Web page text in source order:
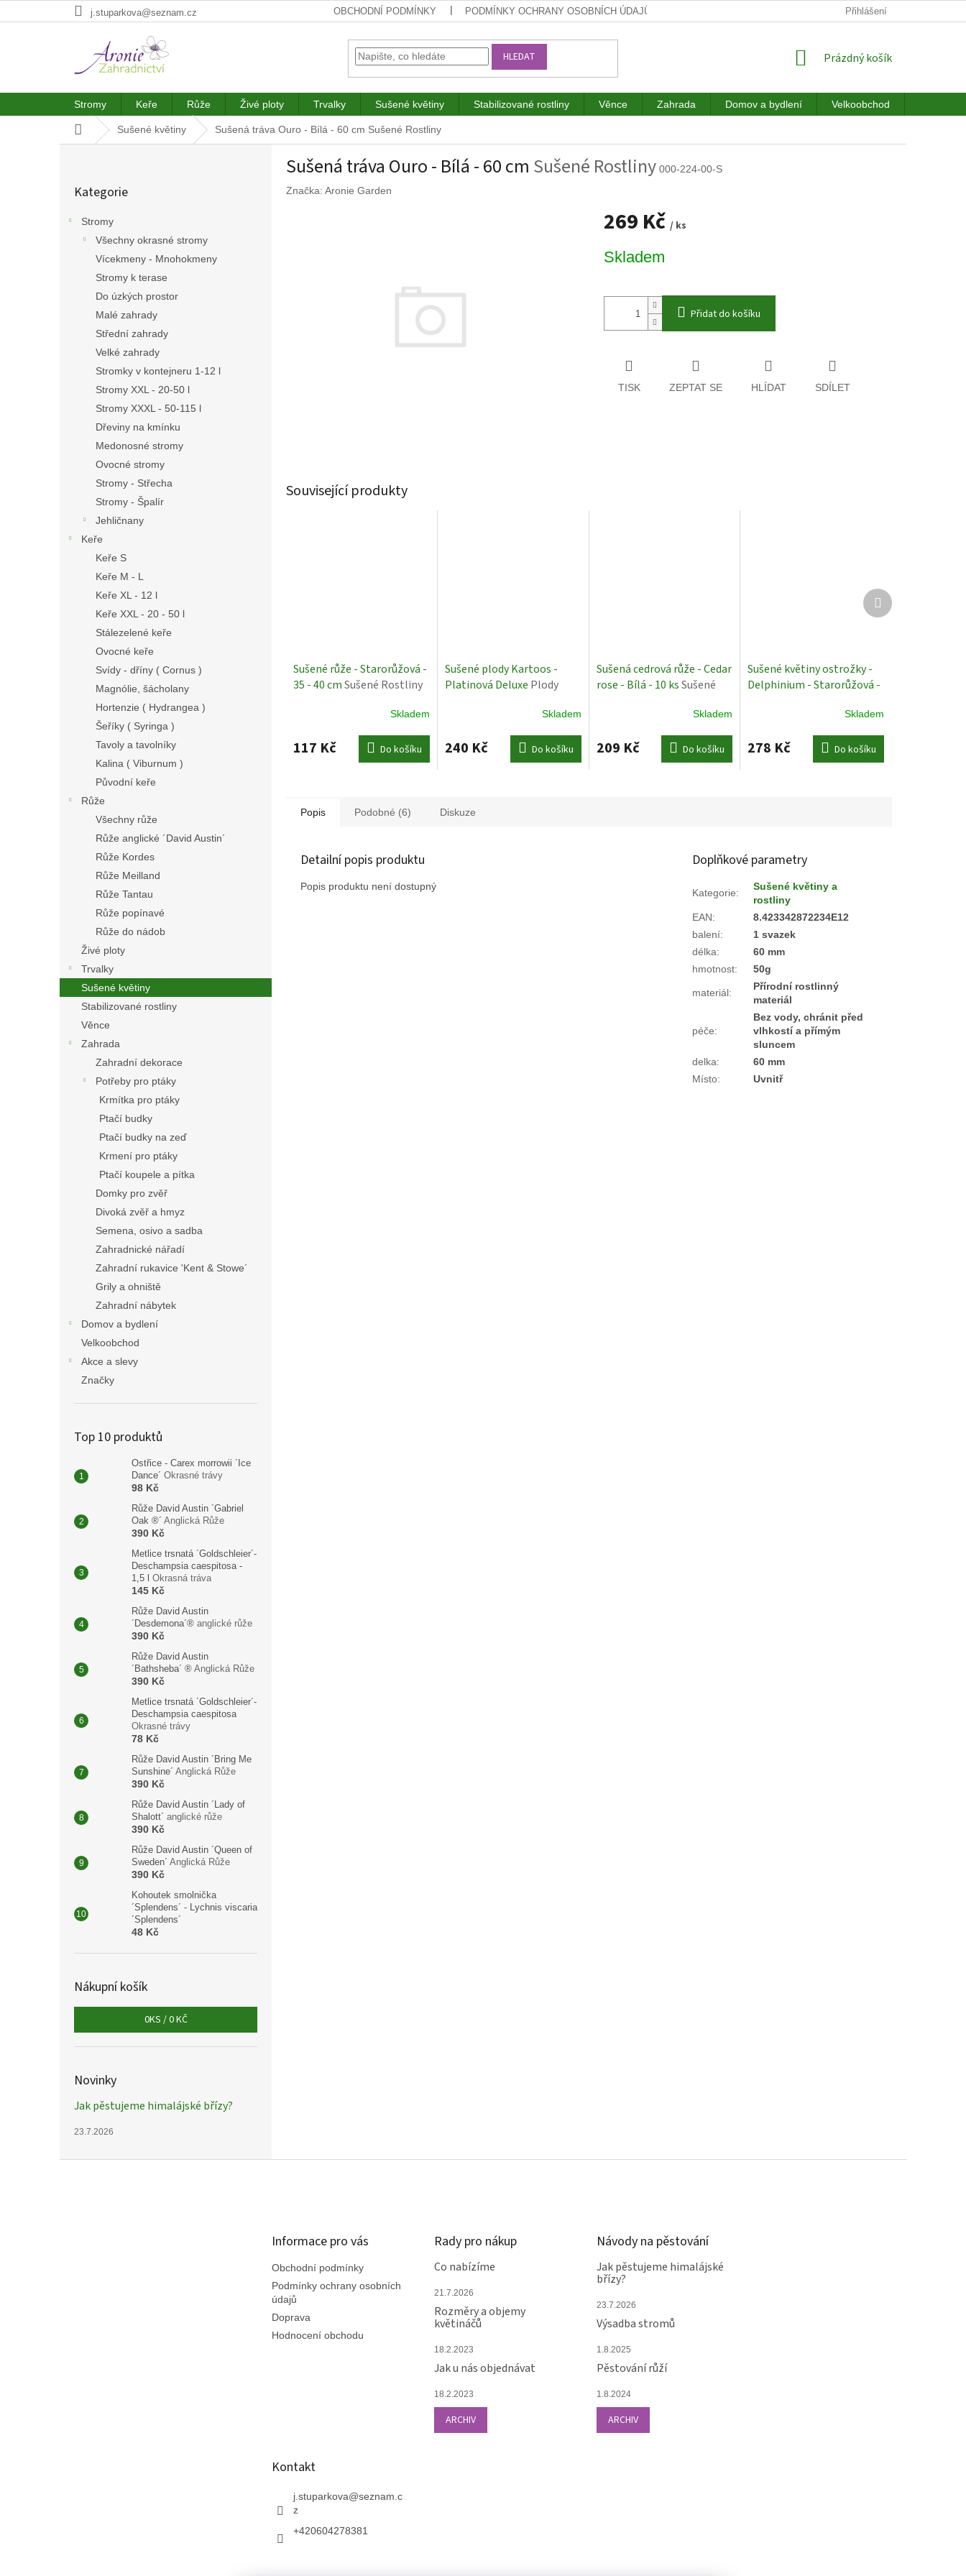
na
j.stuparkova@seznam.cz OBCHODNÍ PODMÍNKY PODMÍNKY OCHRANY OSOBNÍCH ÚDAJŮ HODNOCENÍ OBCHODUPřihlášení
HLEDAT
NÁKUPNÍ
Prázdný košík
Stromy Keře Růže Živé ploty Trvalky Sušené květiny Stabilizované rostliny Věnce Zahrada Domov a bydlení Velkoobchod
Domů Sušené květiny Sušená tráva Ouro - Bílá - 60 cm Sušené Rostliny
kategorie
Kategorie
Stromy
Všechny okrasné stromy
Vícekmeny - Mnohokmeny
Stromy k terase
Do úzkých prostor
Malé zahrady
Střední zahrady
Velké zahrady
Stromky v kontejneru 1-12 l
Stromy XXL - 20-50 l
Stromy XXXL - 50-115 l
Dřeviny na kmínku
Medonosné stromy
Ovocné stromy
Stromy - Střecha
Stromy - Špalír
Jehličnany
Keře
Keře S
Keře M - L
Keře XL - 12 l
Keře XXL - 20 - 50 l
Stálezelené keře
Ovocné keře
Svídy - dříny ( Cornus )
Magnólie, šácholany
Hortenzie ( Hydrangea )
Šeříky ( Syringa )
Tavoly a tavolníky
Kalina ( Viburnum )
Původní keře
Růže
Všechny růže
Růže anglické ´David Austin´
Růže Kordes
Růže Meilland
Růže Tantau
Růže popínavé
Růže do nádob
Živé ploty
Trvalky
Sušené květiny
Stabilizované rostliny
Věnce
Zahrada
Zahradní dekorace
Potřeby pro ptáky
Krmítka pro ptáky
Ptačí budky
Ptačí budky na zeď
Krmení pro ptáky
Ptačí koupele a pítka
Domky pro zvěř
Divoká zvěř a hmyz
Semena, osivo a sadba
Zahradnické nářadí
Zahradní rukavice 'Kent & Stowe´
Grily a ohniště
Zahradní nábytek
Domov a bydlení
Velkoobchod
Akce a slevy
Značky
Top 10 produktů
Ostřice - Carex morrowii ´Ice
Dance´ Okrasné trávy
98 Kč
Růže David Austin ´Gabriel
Oak ®´ Anglická Růže
390 Kč
Metlice trsnatá ´Goldschleier´-
Deschampsia caespitosa -
1,5 l Okrasná tráva
145 Kč
Růže David Austin
´Desdemona´® anglické růže
390 Kč
Růže David Austin
´Bathsheba´ ® Anglická Růže
390 Kč
Metlice trsnatá ´Goldschleier´-
Deschampsia caespitosa
Okrasné trávy
78 Kč
Růže David Austin ´Bring Me
Sunshine´ Anglická Růže
390 Kč
Růže David Austin ´Lady of
Shalott´ anglické růže
390 Kč
Růže David Austin ´Queen of
Sweden´ Anglická Růže
390 Kč
Kohoutek smolnička
´Splendens´ - Lychnis viscaria
´Splendens´
48 Kč
Nákupní košík
0KS /0 KČ
Novinky
Jak pěstujeme himalájské břízy?
23.7.2026
Sušená tráva Ouro - Bílá - 60 cm Sušené Rostliny 000-224-00-S
Značka: Aronie Garden
269 Kč / ks
cena:
Skladem
Přidat do košíku
TISK ZEPTAT SE HLÍDAT SDÍLET
Související produkty
Sušené růže - Starorůžová -
35 - 40 cmSušené Rostliny
Skladem
117 Kč Do košíku
Sušené plody Kartoos -
Platinová Deluxe Plody
Skladem
240 Kč Do košíku
Sušená cedrová růže - Cedar
rose - Bílá - 10 ksSušené
Skladem
209 Kč Do košíku
Sušené květiny ostrožky -
Delphinium - Starorůžová -
Skladem
278 Kč Do košíku
Další
produkt
Popis Podobné (6) Diskuze
Detailní popis produktu
Popis produktu není dostupný
Doplňkové parametry
Kategorie:
Sušené květiny a
rostliny
EAN:
8.423342872234E12
balení:
1 svazek
délka:
60 mm
hmotnost: 50g
materiál:
Přírodní rostlinný
materiál
péče:
Bez vody, chránit před
vlhkostí a přímým
sluncem
delka:
60 mm
Místo: Uvnitř
Informace pro vás
Obchodní podmínky
Podmínky ochrany osobních
údajů
Doprava
Hodnocení obchodu
Rady pro nákup
Co nabízíme
21.7.2026
Rozměry a objemy
květináčů
18.2.2023
Jak u nás objednávat
18.2.2023
ARCHIV
Návody na pěstování
Jak pěstujeme himalájské
břízy?
23.7.2026
Výsadba stromů
1.8.2025
Pěstování růží
1.8.2024
ARCHIV
Kontakt
j.stuparkova@seznam.c
z
+420604278381